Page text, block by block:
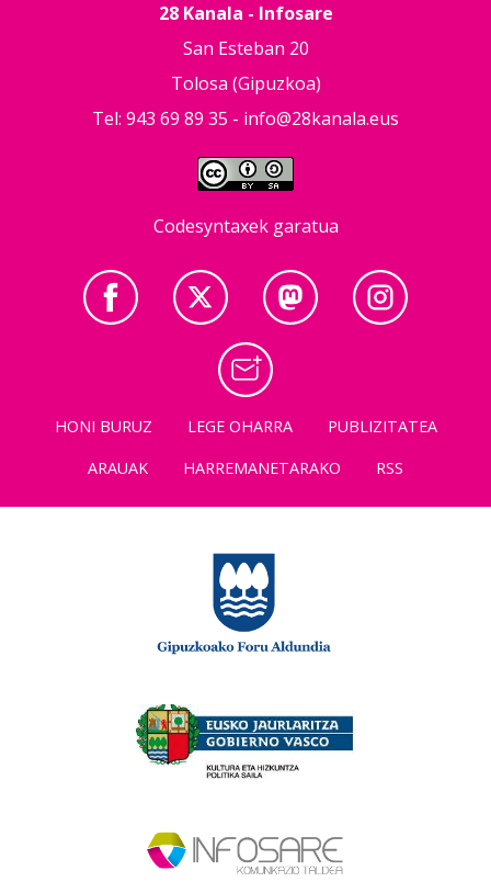
28 Kanala - Infosare
San Esteban 20
Tolosa (Gipuzkoa)
Tel: 943 69 89 35 - info@28kanala.eus
Codesyntaxek garatua
HONI BURUZ LEGE OHARRA
PUBLIZITATEA
ARAUAK
HARREMANETARAKO RSS